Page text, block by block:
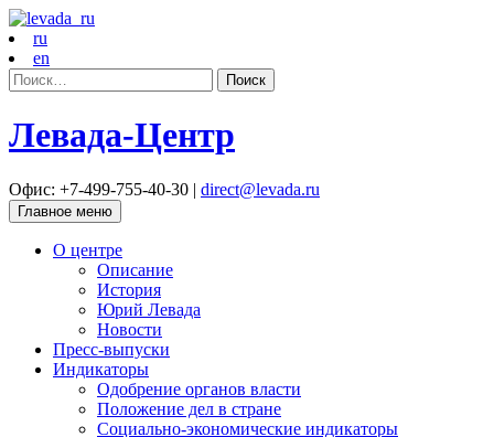
ru
en
Найти:
Левада-Центр
Офис: +7-499-755-40-30 | direct@levada.ru
Главное меню
О центре
Описание
История
Юрий Левада
Новости
Пресс-выпуски
Индикаторы
Одобрение органов власти
Положение дел в стране
Социально-экономические индикаторы